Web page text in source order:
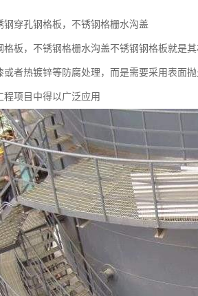
钢穿孔钢格板，不锈钢格栅水沟盖
格板，不锈钢格栅水沟盖不锈钢钢格板就是
或者热镀锌等防腐处理，而是需要采用表面
程项目中得以广泛应用